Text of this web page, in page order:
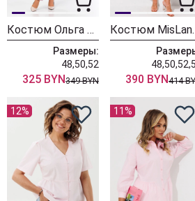
Костюм Ольга Стиль С1037 пыльная роза
Размеры:
48,50,52
325 BYN349 BYN
Костюм
390 BYN414
12% 11%